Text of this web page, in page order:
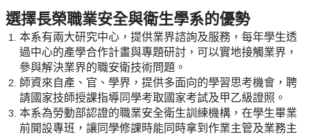
選擇長榮職業安全與衛生學系的優勢
本系有兩大研究中心，提供業界諮詢及服務，每年學生透
過中心的產學合作計畫與專題研討，可以實地接觸業界，
參與解決業界的職安衛技術問題。
師資來自產、官、學界，提供多面向的學習思考機會，聘
請國家技師授課指導同學考取國家考試及甲乙級證照。
本系為勞動部認證的職業安全衛生訓練機構，在學生畢業
前開設專班，讓同學修課時能同時拿到作業主管及業務主